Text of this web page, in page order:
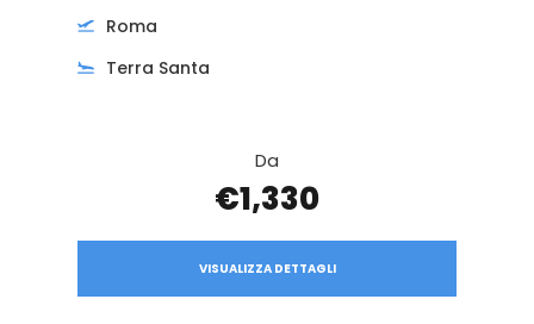
Roma
Terra Santa
Da
€1,330
VISUALIZZA DETTAGLI